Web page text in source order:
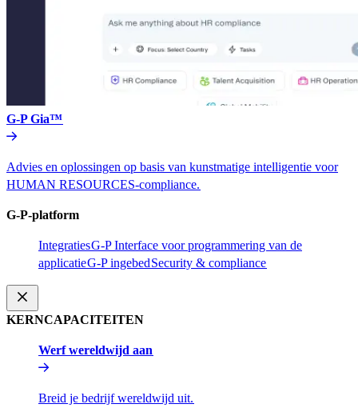
G-P Gia™​​
Advies en oplossingen op basis van kunstmatige intelligentie voor
HUMAN RESOURCES-compliance.​​
G-P-platform​​
Integraties​​G-P Interface voor programmering van de
applicatie​​G-P ingebed​​Security & compliance​​
KERNCAPACITEITEN​​
Werf wereldwijd aan​​
Breid je bedrijf wereldwijd uit.​​